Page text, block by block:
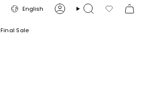
LANGUAGE
English AccountSearch Favorilerim
Final Sale